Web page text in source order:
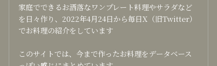
家庭でできるお洒落なワンプレート料理やサラダなど
を日々作り、2022年4月24日から毎日X（旧Twitter）
でお料理の紹介をしています
このサイトでは、今まで作ったお料理をデータベース